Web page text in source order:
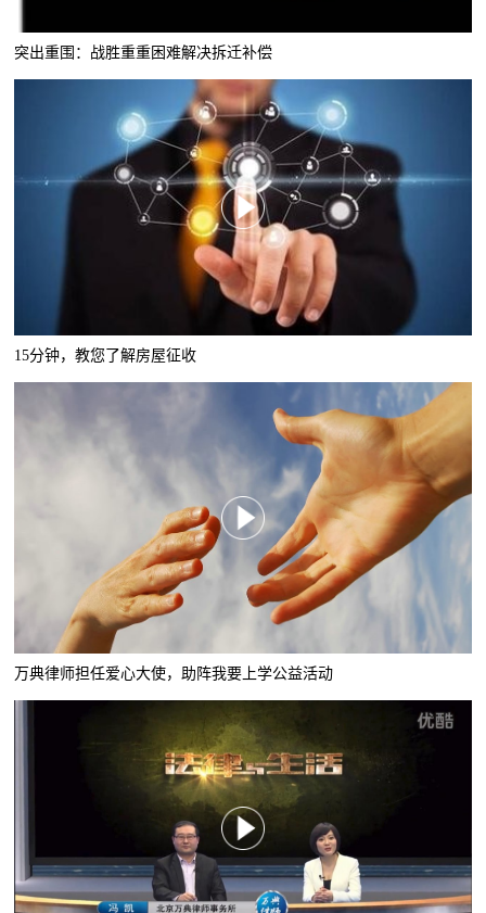
突出重围：战胜重重困难解决拆迁补偿
15分钟，教您了解房屋征收
万典律师担任爱心大使，助阵我要上学公益活动